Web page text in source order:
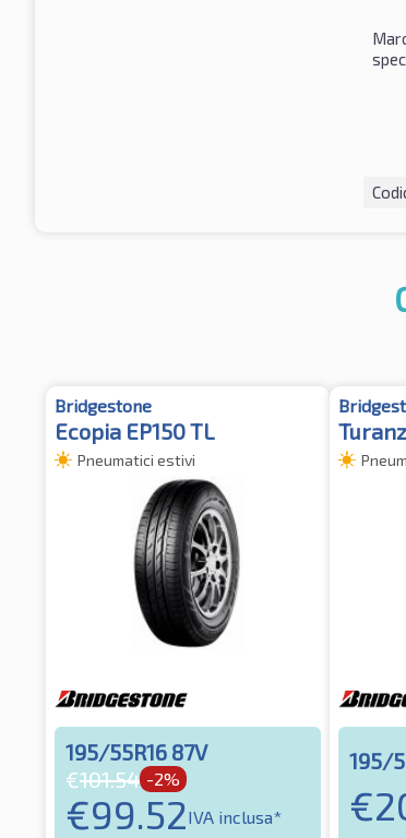
Bridgestone
Ecopia EP150 TL
Pneumatici estivi
195/55R16 87V
€101.54 -2%
€99.52IVA inclusa*
195/
€